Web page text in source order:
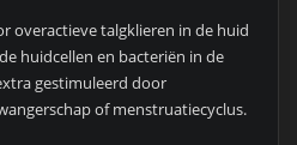
overactieve talgklieren in de huid
huidcellen en bacteriën in de
gestimuleerd door
of menstruatiecyclus.